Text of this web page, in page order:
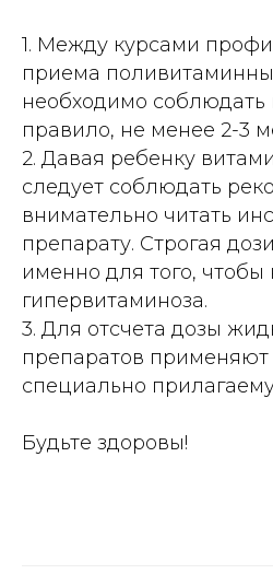
1. Между курсами
приема
необходимо
правило, не менее 2-3
2. Давая ребенку
следует соблюдать
внимательно читать
препарату. Строгая
именно для того,
гипервитаминоза.
3. Для отсчета дозы
препаратов применяют
специально
Будьте здоровы!